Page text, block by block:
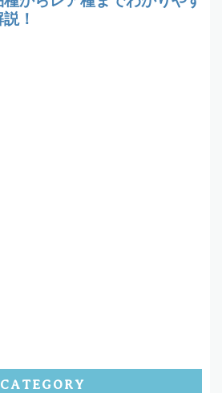
CATEGORY